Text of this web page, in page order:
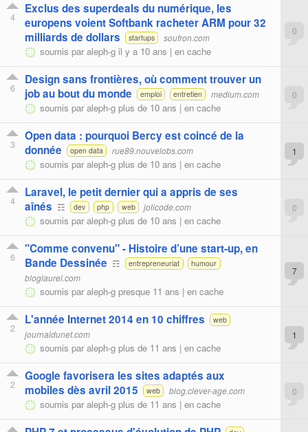
4
Exclus des superdeals du numérique, les
europens voient Softbank racheter ARM pour 32
milliards de dollars
startups soufron.com
soumis paraleph-g il y a 10 ans | en cache
0
6
Design sans frontières, où comment trouver un
job au bout du monde
emploi entretien medium.com
soumis paraleph-g plus de 10 ans | en cache
0
3
Open data : pourquoi Bercy est coincé de la
donnée
open data rue89.nouvelobs.com
soumis paraleph-g plus de 10 ans | en cache
1
4
Laravel, le petit dernier qui a appris de ses
aînés ☶ dev php web jolicode.com
soumis paraleph-g plus de 10 ans | en cache
0
6
"Comme convenu" - Histoire d’une start-up, en
Bande Dessinée ☶ entrepreneuriat humour
bloglaurel.com
soumis paraleph-g presque 11 ans | en cache
7
2
L'année Internet 2014 en 10 chiffres web
journaldunet.com
soumis paraleph-g plus de 11 ans | en cache
1
2
Google favorisera les sites adaptés aux
mobiles dès avril 2015
web blog.clever-age.com
soumis paraleph-g plus de 11 ans | en cache
0